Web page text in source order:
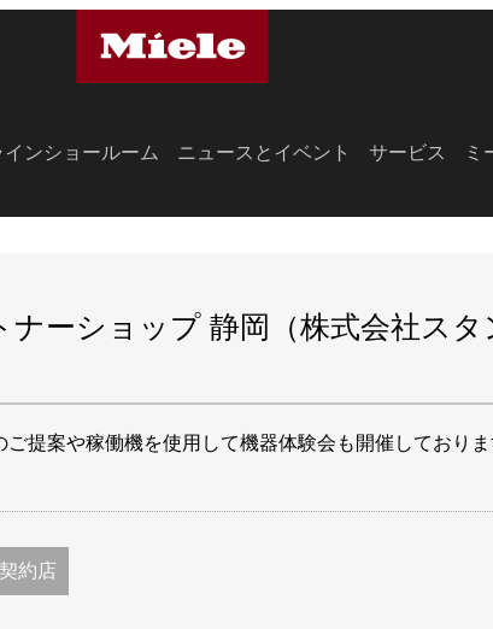
インショールーム ニュースとイベント サービス
ミ
ナーショップ 静岡（株式会社スタ
提案や稼働機を使⽤して機器体験会も開催しており
約店